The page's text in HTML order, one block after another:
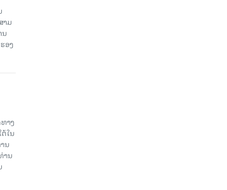
າມ
ນ
ອງ
າງ
ໃນ
ນ
ານ